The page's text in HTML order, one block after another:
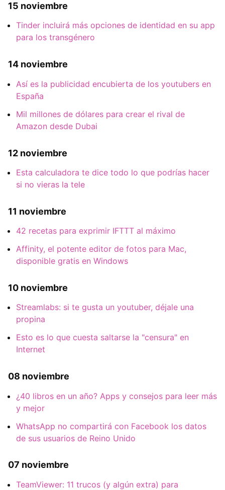
15 noviembre
Tinder incluirá más opciones de identidad en su app
para los transgénero
14 noviembre
Así es la publicidad encubierta de los youtubers en
España
Mil millones de dólares para crear el rival de
Amazon desde Dubai
12 noviembre
Esta calculadora te dice todo lo que podrías hacer
si no vieras la tele
11 noviembre
42 recetas para exprimir IFTTT al máximo
Affinity, el potente editor de fotos para Mac,
disponible gratis en Windows
10 noviembre
Streamlabs: si te gusta un youtuber, déjale una
propina
Esto es lo que cuesta saltarse la "censura" en
Internet
08 noviembre
¿40 libros en un año? Apps y consejos para leer más
y mejor
WhatsApp no compartirá con Facebook los datos
de sus usuarios de Reino Unido
07 noviembre
TeamViewer: 11 trucos (y algún extra) para